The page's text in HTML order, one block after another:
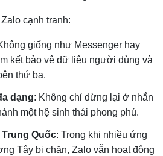
cạnh tranh:
giống như Messenger hay
kết bảo vệ dữ liệu người dùng và
thứ ba.
dạng: Không chỉ dừng lại ở nhắn
một hệ sinh thái phong phú.
Quốc: Trong khi nhiều ứng
Tây bị chặn, Zalo vẫn hoạt động